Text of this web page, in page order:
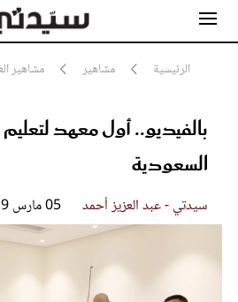
الرئيسية مشاهير مشاهير
بالفيديو.. أول معهد
السعودية
سيدتي - عبد العزيز أحمد 05 مارس 2019
مشاهير
أناقة
جمال
سيدتي وطفلك
لايف ستايل